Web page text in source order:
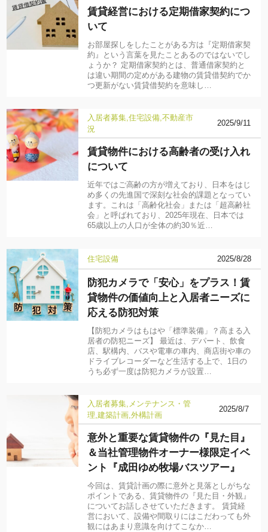
賃貸経営における定期借家契約につ
いて
お部屋探しをしたことがある方は『定期借家契
約』という言葉を見たことあるのではないでし
ょうか？ 定期借家契約とは、普通借家契約と
は違い期間の定めがある建物の賃貸借契約でか
つ更新がない賃貸借契約を意味し…
入居者募集 住宅設備 不動産市
況
2025/9/11
賃貸物件における高齢者の受け入れ
について
近年ではご高齢の方が増えており、日本をはじ
め多くの先進国で深刻な社会的課題となってい
ます。これは「高齢化社会」または「超高齢社
会」と呼ばれており、2025年現在、日本では
65歳以上の人口が全体の約30％近…
住宅設備 2025/8/28
防犯カメラで「安心」をプラス！賃
貸物件の価値向上と入居者ニーズに
応える防犯対策
【防犯カメラはもはや「標準装備」？高まる入
居者の防犯ニーズ】 最近は、デパート、飲食
店、駅構内、バスや電車の車内、商店街や車の
ドライブレコーダーなど生活する上で、1日の
うち必ず一度は防犯カメラが設置…
入居者募集 メンテナンス・管
理 建築計画 外構計画
2025/8/7
意外と重要な賃貸物件の『見た目』
＆当社管理物件オーナー様限定イベ
ント『成田ゆめ牧場バスツアー』
今回は、賃貸計画の際に意外と見落としがちな
ポイントである、賃貸物件の『見た目・外観』
についてお話しさせていただきます。 賃貸経
営において、設備や間取りにはこだわっても外
観にはあまり意識を向けてこなか…